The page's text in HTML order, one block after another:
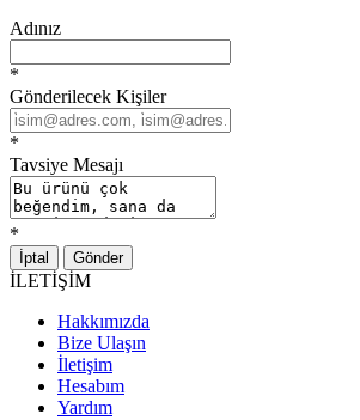
Adınız
*
Gönderilecek Kişiler
*
Tavsiye Mesajı
*
İptal Gönder
İLETİŞİM
Hakkımızda
Bize Ulaşın
İletişim
Hesabım
Yardım